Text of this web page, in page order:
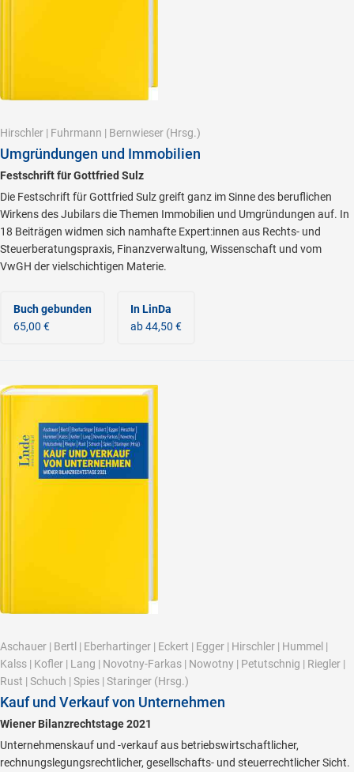
Hirschler | Fuhrmann | Bernwieser (Hrsg.)
Umgründungen und Immobilien
Festschrift für Gottfried Sulz
Die Festschrift für Gottfried Sulz greift ganz im Sinne des beruflichen
Wirkens des Jubilars die Themen Immobilien und Umgründungen auf. In
18 Beiträgen widmen sich namhafte Expert:innen aus Rechts- und
Steuerberatungspraxis, Finanzverwaltung, Wissenschaft und vom
VwGH der vielschichtigen Materie.
Buch gebunden
65,00 €
In LinDa
ab 44,50 €
Aschauer | Bertl | Eberhartinger | Eckert | Egger | Hirschler | Hummel |
Kalss | Kofler | Lang | Novotny-Farkas | Nowotny | Petutschnig | Riegler |
Rust | Schuch | Spies | Staringer (Hrsg.)
Kauf und Verkauf von Unternehmen
Wiener Bilanzrechtstage 2021
Unternehmenskauf und -verkauf aus betriebswirtschaftlicher,
rechnungslegungsrechtlicher, gesellschafts- und steuerrechtlicher Sicht.